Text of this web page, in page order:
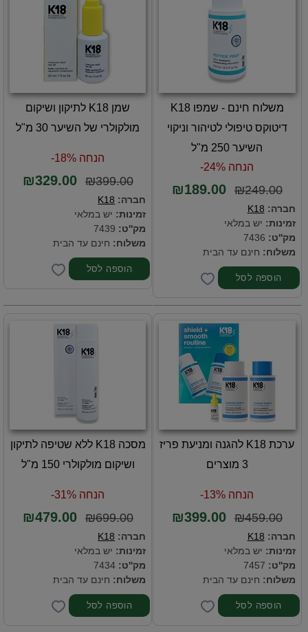
משלוח חינם - שמפו K18
דיטוקס טיפולי לטיהור וניקוי
השיער 250 מ"ל
הנחה 24%-
₪249.00
₪189.00
חברה: K18
זמינות: יש במלאי
מק''ט:
משלוח: חינם עד הבית
שמן K18 לתיקון ושיקום
מולקולרי של השיער 30 מ"ל
הנחה 18%-
₪399.00
₪329.00
חברה: K18
זמינות: יש במלאי
מק''ט:
משלוח: חינם עד הבית
ערכת K18 להגנה ומניעת פריז
3 מוצרים
הנחה 13%-
₪459.00
₪399.00
חברה: K18
זמינות: יש במלאי
מק''ט:
משלוח: חינם עד הבית
מסכה K18 ללא שטיפה לתיקון
ושיקום מולקולרי 150 מ"ל
הנחה 31%-
₪699.00
₪479.00
חברה: K18
זמינות: יש במלאי
מק''ט:
משלוח: חינם עד הבית